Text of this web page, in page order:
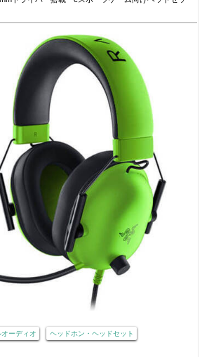
ーディオ ヘッドホン・ヘッドセット